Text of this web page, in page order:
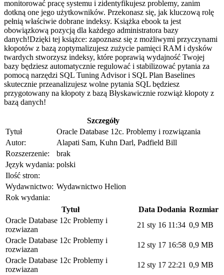
monitorować pracę systemu i zidentyfikujesz problemy, zanim
dotkną one jego użytkowników. Przekonasz się, jak kluczową rolę
pełnią właściwie dobrane indeksy. Książka ebook ta jest
obowiązkową pozycją dla każdego administratora bazy
danych!Dzięki tej książce: zapoznasz się z możliwymi przyczynami
kłopotów z bazą zoptymalizujesz zużycie pamięci RAM i dysków
twardych stworzysz indeksy, które poprawią wydajność Twojej
bazy będziesz automatycznie regulować i stabilizować pytania za
pomocą narzędzi SQL Tuning Advisor i SQL Plan Baselines
skutecznie przeanalizujesz wolne pytania SQL będziesz
przygotowany na kłopoty z bazą Błyskawicznie rozwiąż kłopoty z
bazą danych!
Szczegóły
Tytuł
Oracle Database 12c. Problemy i rozwiązania
Autor:
Alapati Sam, Kuhn Darl, Padfield Bill
Rozszerzenie:
brak
Język wydania: polski
Ilość stron:
Wydawnictwo: Wydawnictwo Helion
Rok wydania:
Tytuł
Data Dodania Rozmiar
Oracle Database 12c Problemy i
rozwiazan
21 sty 16 11:34 0,9 MB
Oracle Database 12c Problemy i
rozwiazan
12 sty 17 16:58 0,9 MB
Oracle Database 12c Problemy i
rozwiazan
12 sty 17 22:21 0,9 MB